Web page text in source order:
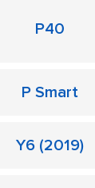
P40
P Smart
Y6 (2019)